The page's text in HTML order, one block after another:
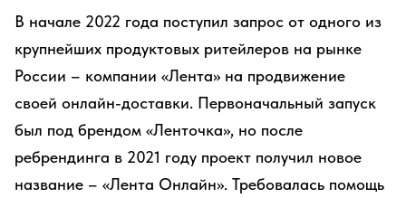
В начале 2022 года поступил запрос от одного из
крупнейших продуктовых ритейлеров на рынке
России – компании «Лента» на продвижение
своей онлайн-доставки. Первоначальный запуск
был под брендом «Ленточка», но после
ребрендинга в 2021 году проект получил новое
название – «Лента Онлайн». Требовалась помощь